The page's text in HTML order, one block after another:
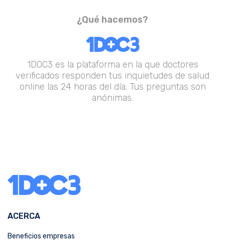
¿Qué hacemos?
1DOC3 es la plataforma en la que doctores
verificados responden tus inquietudes de salud
online las 24 horas del día. Tus preguntas son
anónimas.
ACERCA
Beneficios empresas